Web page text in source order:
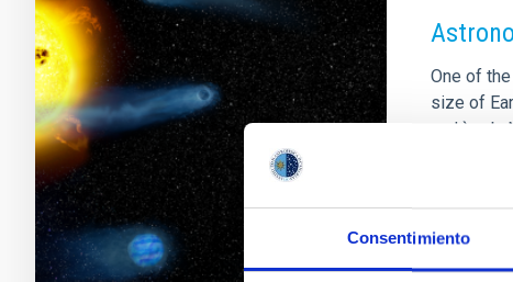
Consentimiento
One of
size of
and `
system,